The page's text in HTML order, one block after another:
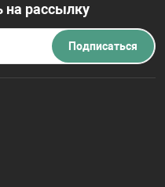
на рассылку
Подписаться